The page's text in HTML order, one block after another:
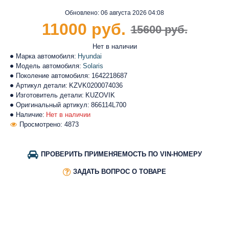
Наличие: Нет в наличии
Марка автомобиля: Hyundai
Модель автомобиля: Solaris
Поколение автомобиля: 1642218687
Артикул детали: KZVK0200074036
Изготовитель детали: KUZOVIK
Оригинальный артикул: 866114L700
Просмотрено: 4873
Обновлено: 06 августа 2026 04:08
Нет в наличии
15600 руб.
11000 руб.
ПРОВЕРИТЬ ПРИМЕНЯЕМОСТЬ ПО VIN-НОМЕРУ
ЗАДАТЬ ВОПРОС О ТОВАРЕ